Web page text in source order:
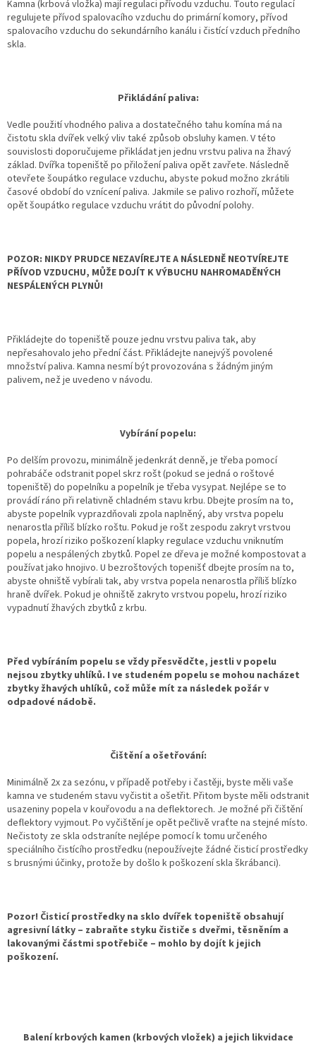
Kamna (krbová vložka) mají regulaci přívodu vzduchu. Touto regulací
regulujete přívod spalovacího vzduchu do primární komory, přívod
spalovacího vzduchu do sekundárního kanálu i čistící vzduch předního
skla.
Přikládání paliva:
Vedle použití vhodného paliva a dostatečného tahu komína má na
čistotu skla dvířek velký vliv také způsob obsluhy kamen. V této
souvislosti doporučujeme přikládat jen jednu vrstvu paliva na žhavý
základ. Dvířka topeniště po přiložení paliva opět zavřete. Následně
otevřete šoupátko regulace vzduchu, abyste pokud možno zkrátili
časové období do vznícení paliva. Jakmile se palivo rozhoří, můžete
opět šoupátko regulace vzduchu vrátit do původní polohy.
POZOR: NIKDY PRUDCE NEZAVÍREJTE A NÁSLEDNĚ NEOTVÍREJTE
PŘÍVOD VZDUCHU, MŮŽE DOJÍT K VÝBUCHU NAHROMADĚNÝCH
NESPÁLENÝCH PLYNŮ!
Přikládejte do topeniště pouze jednu vrstvu paliva tak, aby
nepřesahovalo jeho přední část. Přikládejte nanejvýš povolené
množství paliva. Kamna nesmí být provozována s žádným jiným
palivem, než je uvedeno v návodu.
Vybírání popelu:
Po delším provozu, minimálně jedenkrát denně, je třeba pomocí
pohrabáče odstranit popel skrz rošt (pokud se jedná o roštové
topeniště) do popelníku a popelník je třeba vysypat. Nejlépe se to
provádí ráno při relativně chladném stavu krbu. Dbejte prosím na to,
abyste popelník vyprazdňovali zpola naplněný, aby vrstva popelu
nenarostla příliš blízko roštu. Pokud je rošt zespodu zakryt vrstvou
popela, hrozí riziko poškození klapky regulace vzduchu vniknutím
popelu a nespálených zbytků. Popel ze dřeva je možné kompostovat a
používat jako hnojivo. U bezroštových topenišť dbejte prosím na to,
abyste ohniště vybírali tak, aby vrstva popela nenarostla příliš blízko
hraně dvířek. Pokud je ohniště zakryto vrstvou popelu, hrozí riziko
vypadnutí žhavých zbytků z krbu.
Před vybíráním popelu se vždy přesvědčte, jestli v popelu
nejsou zbytky uhlíků. I ve studeném popelu se mohou nacházet
zbytky žhavých uhlíků, což může mít za následek požár v
odpadové nádobě.
Čištění a ošetřování:
Minimálně 2x za sezónu, v případě potřeby i častěji, byste měli vaše
kamna ve studeném stavu vyčistit a ošetřit. Přitom byste měli odstranit
usazeniny popela v kouřovodu a na deflektorech. Je možné při čištění
deflektory vyjmout. Po vyčištění je opět pečlivě vraťte na stejné místo.
Nečistoty ze skla odstraníte nejlépe pomocí k tomu určeného
speciálního čistícího prostředku (nepoužívejte žádné čisticí prostředky
s brusnými účinky, protože by došlo k poškození skla škrábanci).
Pozor! Čisticí prostředky na sklo dvířek topeniště obsahují
agresivní látky – zabraňte styku čističe s dveřmi, těsněním a
lakovanými částmi spotřebiče – mohlo by dojít k jejich
poškození.
Balení krbových kamen (krbových vložek) a jejich likvidace